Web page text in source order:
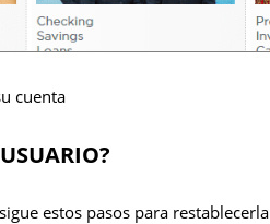
cuenta
estos pasos para